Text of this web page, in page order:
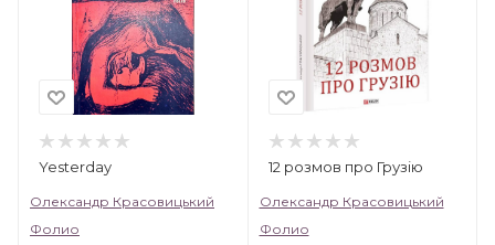
Yesterday
Олександр Красовицький
Фолио
12 розмов про Грузію
Олександр Красовицький
Фолио